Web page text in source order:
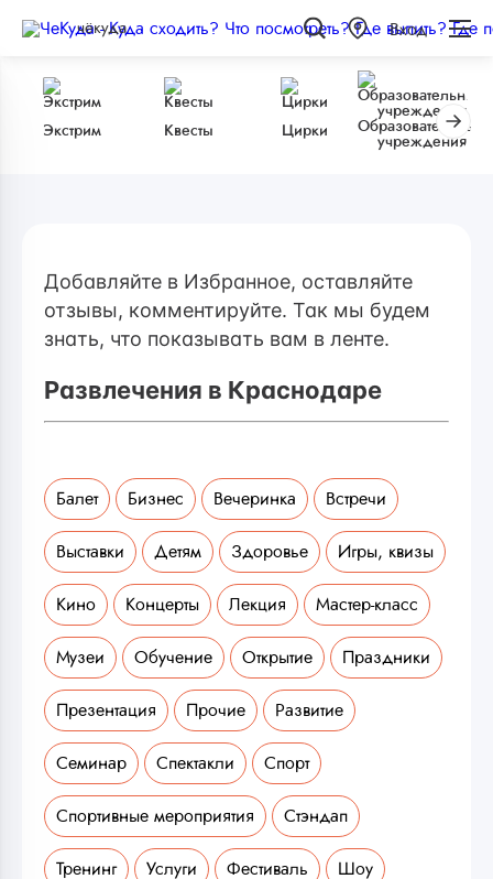
чёкуда Вход
Экстрим Квесты Цирки
Образовательные
учреждения
Добавляйте в Избранное, оставляйте
отзывы, комментируйте. Так мы будем
знать, что показывать вам в ленте.
Развлечения в Краснодаре
Балет Бизнес Вечеринка Встречи
Выставки Детям Здоровье Игры, квизы
Кино Концерты Лекция Мастер-класс
Музеи Обучение Открытие Праздники
Презентация Прочие Развитие
Семинар Спектакли Спорт
Спортивные мероприятия Стэндап
Тренинг Услуги Фестиваль Шоу